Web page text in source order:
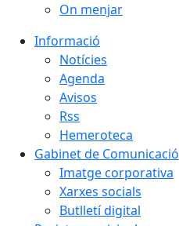
On menjar
Informació
Notícies
Agenda
Avisos
Rss
Hemeroteca
Gabinet de Comunicació
Imatge corporativa
Xarxes socials
Butlletí digital